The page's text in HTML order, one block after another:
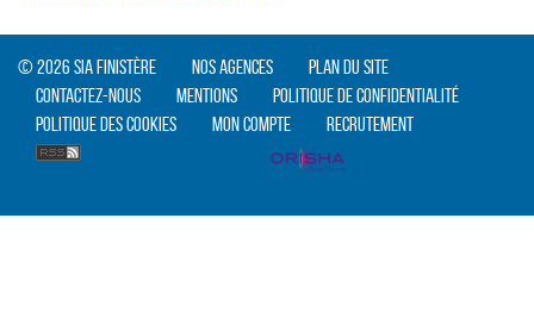
© 2026 SIA Finistère Nos agences
Plan du site
Contactez-nous
Mentions
Politique de confidentialité
Politique des cookies
Mon compte Recrutement